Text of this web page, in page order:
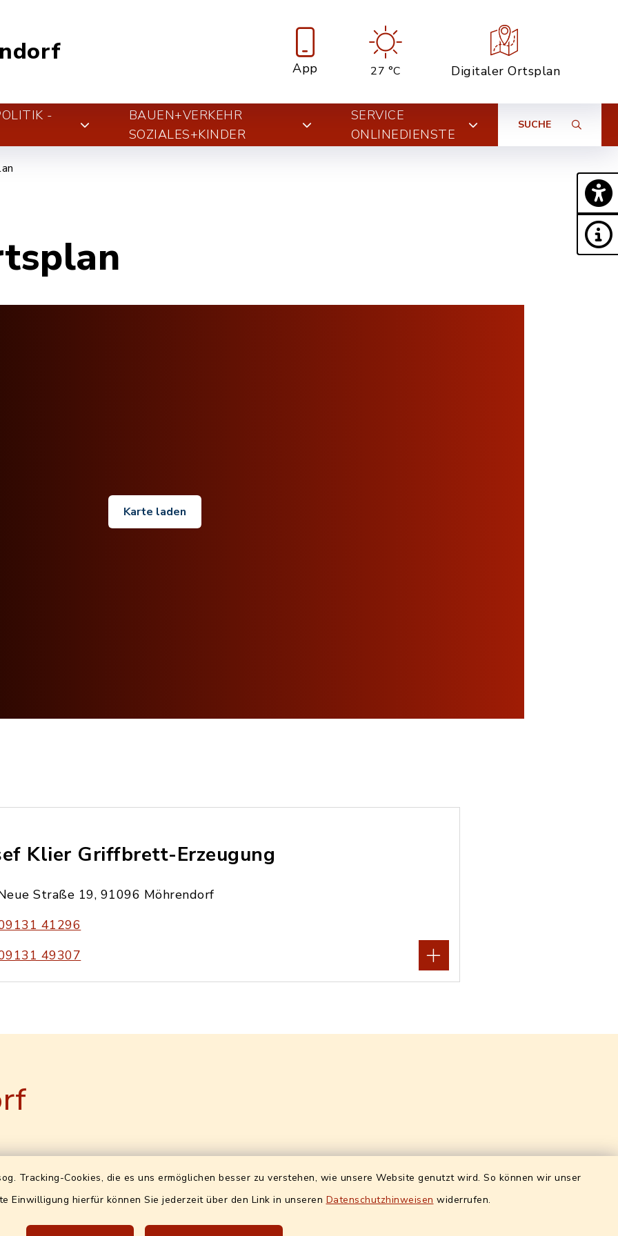
Tracking-Cookies, die es uns ermöglichen besser zu verstehen, wie unsere Website genutzt wird. So können wir unser
Einwilligung hierfür können Sie jederzeit über den Link in unseren Datenschutzhinweisen widerrufen.
App 27 °C Digitaler Ortsplan
-
BAUEN+VERKEHR
SOZIALES+KINDER
SERVICE
ONLINEDIENSTE
SUCHE
Karte laden
Klier Griffbrett-Erzeugung
Straße 19, 91096 Möhrendorf
41296
49307
ID (für
24127590-92
Öffnungszeiten
Bürgeramt (Ewo+Bürgerbüro)
ohne Terminvereinbarung:
Quicklinks intern
Alle Sachgebiete